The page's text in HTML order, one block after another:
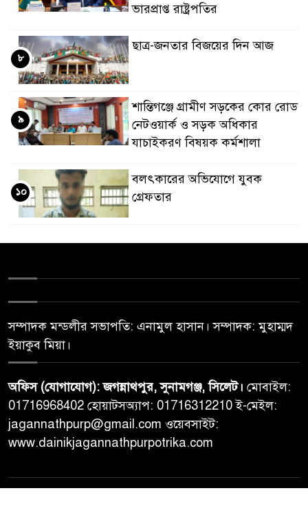
ভারপ্রাপ্ত রাষ্ট্রপতির
ছাত্র-জনতার বিজয়ের দিন আজ
৮
শান্তিগঞ্জে গ্রামীণ সড়কের কোর রোড
নেটওয়ার্ক ও সড়ক অধিকার
যাচাইকরণ বিষয়ক কর্মশালা
৯
বলৎকারের অভিযোগে যুবক
গ্রেফতার
১০
সম্পাদক মন্ডলীর সভাপতি: এনামুল হাসান। সম্পাদক: মুহাম্মদ
ইয়াকুব মিয়া।
অফিস (যোগাযোগ): জগন্নাথপুর, সুনামগঞ্জ, সিলেট। মোবাইল:
01716968402 হোয়াটসঅ্যাপ: 01716312210 ই-মেইল:
jagannathpurp@gmail.com ওয়েবসাইট:
www.dainikjagannathpurpotrika.com